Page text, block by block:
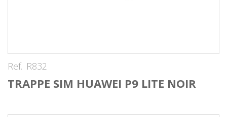
Ref. R832
TRAPPE SIM HUAWEI P9 LITE NOIR